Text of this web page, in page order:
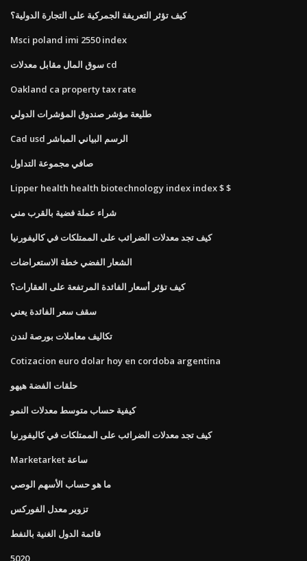
كيف تؤثر التعريفة الجمركية على التجارة الدولية؟
Msci poland imi 2550 index
سوق المال مقابل معدلات cd
Oakland ca property tax rate
طليعة مؤشر صندوق المؤشرات الدولي
Cad usd الرسم البياني المباشر
صافي مجموعة التداول
Lipper health health biotechnology index index $ $
شراء عملة فضية بالقرب مني
كيف تجد معدلات الضرائب على الممتلكات في كاليفورنيا
الشعار الفضي خطة الاستعراضات
كيف تؤثر أسعار الفائدة المرتفعة على العقارات؟
سقف سعر الفائدة يعني
تكاليف معاملات بورصة لندن
Cotizacion euro dolar hoy en cordoba argentina
حلقات الفضة هيهو
كيفية حساب متوسط ​​معدلات النمو
كيف تجد معدلات الضرائب على الممتلكات في كاليفورنيا
Marketarket ساعة
ما هو حساب الأسهم الوصي
تزوير معدل الفوركس
قائمة الدول الغنية بالنفط
5020